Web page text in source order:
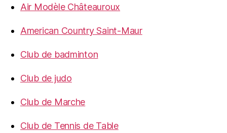
Air Modèle Châteauroux
American Country Saint-Maur
Club de badminton
Club de judo
Club de Marche
Club de Tennis de Table